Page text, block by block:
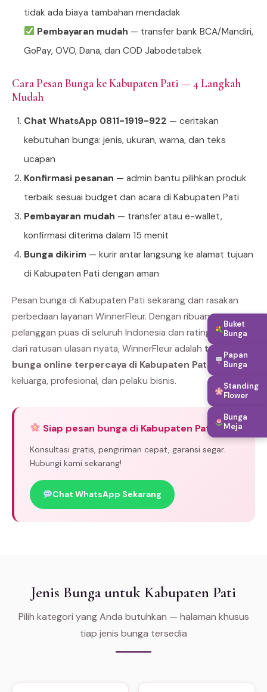
tidak ada biaya tambahan mendadak
Pembayaran mudah — transfer bank BCA/Mandiri,
GoPay, OVO, Dana, dan COD Jabodetabek
Cara Pesan Bunga ke Kabupaten Pati — 4 Langkah
Mudah
Chat WhatsApp 0811-1919-922 — ceritakan
kebutuhan bunga: jenis, ukuran, warna, dan teks
ucapan
Konfirmasi pesanan — admin bantu pilihkan produk
terbaik sesuai budget dan acara di Kabupaten Pati
Pembayaran mudah — transfer atau e-wallet,
konfirmasi diterima dalam 15 menit
Bunga dikirim — kurir antar langsung ke alamat tujuan
di Kabupaten Pati dengan aman
Pesan bunga di Kabupaten Pati sekarang dan rasakan
perbedaan layanan WinnerFleur. Dengan ribuan
pelanggan puas di seluruh Indonesia dan rating bintang 5
dari ratusan ulasan nyata, WinnerFleur adalah toko
bunga online terpercaya di Kabupaten Pati
pilihan
keluarga, profesional, dan pelaku bisnis.
Siap pesan bunga di Kabupaten Pati?
Konsultasi gratis, pengiriman cepat, garansi segar.
Hubungi kami sekarang!
Chat WhatsApp Sekarang
Jenis Bunga untuk Kabupaten Pati
Pilih kategori yang Anda butuhkan — halaman khusus
tiap jenis bunga tersedia
Buket
Bunga
Papan
Bunga
Standing
Flower
Bunga
Meja